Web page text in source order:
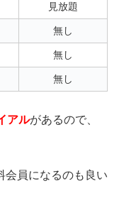
見放題
無し
無し
無し
アルがあるので、
会員になるのも良い